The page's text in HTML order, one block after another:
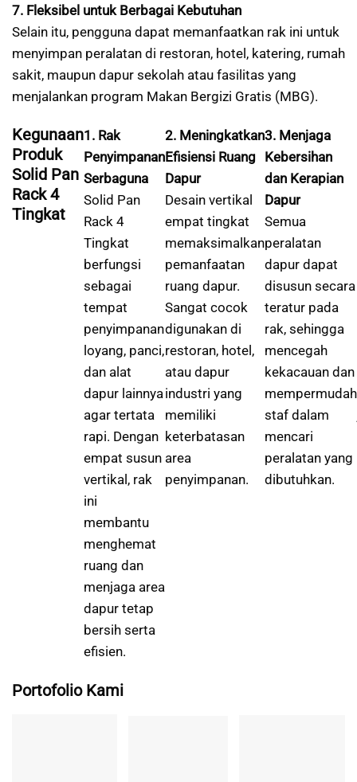
7. Fleksibel untuk Berbagai Kebutuhan
Selain itu, pengguna dapat memanfaatkan rak ini untuk
menyimpan peralatan di restoran, hotel, katering, rumah
sakit, maupun dapur sekolah atau fasilitas yang
menjalankan program Makan Bergizi Gratis (MBG).
Kegunaan
Produk
Solid Pan
Rack 4
Tingkat
1. Rak
Penyimpanan
Serbaguna
Solid Pan
Rack 4
Tingkat
berfungsi
sebagai
tempat
penyimpanan
loyang, panci,
dan alat
dapur lainnya
agar tertata
rapi. Dengan
empat susun
vertikal, rak
ini
membantu
menghemat
ruang dan
menjaga area
dapur tetap
bersih serta
efisien.
2. Meningkatkan
Efisiensi Ruang
Dapur
Desain vertikal
empat tingkat
memaksimalkan
pemanfaatan
ruang dapur.
Sangat cocok
digunakan di
restoran, hotel,
atau dapur
industri yang
memiliki
keterbatasan
area
penyimpanan.
3. Menjaga
Kebersihan
dan Kerapian
Dapur
Semua
peralatan
dapur dapat
disusun secara
teratur pada
rak, sehingga
mencegah
kekacauan dan
mempermudah
staf dalam
mencari
peralatan yang
dibutuhkan.
Portofolio Kami